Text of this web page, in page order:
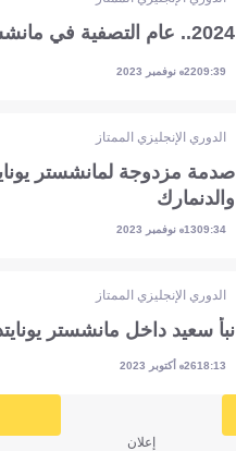
2024.. عام التصفية في مانشستر يونايتد
09:3922 نوفمبر 2023
الدوري الإنجليزي الممتاز
صدمة مزدوجة لمانشستر
والدنمارك
09:3413 نوفمبر 2023
الدوري الإنجليزي الممتاز
نبأ سعيد داخل مانشستر
18:1326 أكتوبر 2023
إعلان